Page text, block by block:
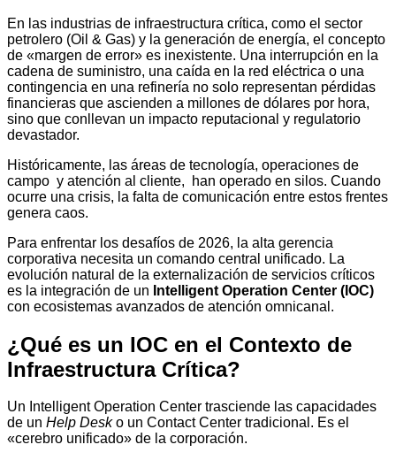
En las industrias de infraestructura crítica, como el sector
petrolero (Oil & Gas) y la generación de energía, el concepto
de «margen de error» es inexistente. Una interrupción en la
cadena de suministro, una caída en la red eléctrica o una
contingencia en una refinería no solo representan pérdidas
financieras que ascienden a millones de dólares por hora,
sino que conllevan un impacto reputacional y regulatorio
devastador.
Históricamente, las áreas de tecnología, operaciones de
campo y atención al cliente, han operado en silos. Cuando
ocurre una crisis, la falta de comunicación entre estos frentes
genera caos.
Para enfrentar los desafíos de 2026, la alta gerencia
corporativa necesita un comando central unificado. La
evolución natural de la externalización de servicios críticos
es la integración de un Intelligent Operation Center (IOC)
con ecosistemas avanzados de atención omnicanal.
¿Qué es un IOC en el Contexto de
Infraestructura Crítica?
Un Intelligent Operation Center trasciende las capacidades
de un Help Desko un Contact Center tradicional. Es el
«cerebro unificado» de la corporación.